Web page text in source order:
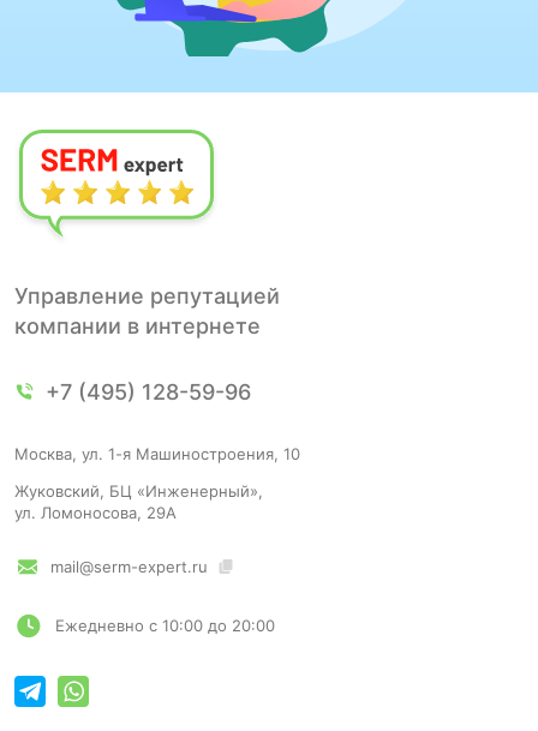
Управление репутацией
компании в интернете
+7 (495) 128-59-96
Москва, ул. 1-я Машиностроения, 10
Жуковский, БЦ «Инженерный»,
ул. Ломоносова, 29А
mail@serm-expert.ru
Ежедневно с 10:00 до 20:00